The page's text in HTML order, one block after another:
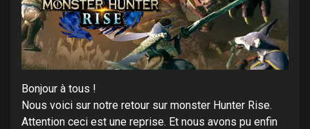
Bonjour à tous !
Nous voici sur notre retour sur monster Hunter Rise.
Attention ceci est une reprise. Et nous avons pu enfin